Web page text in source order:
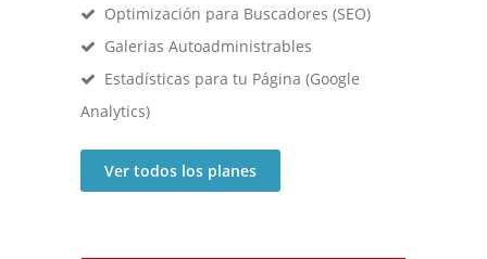
Optimización para Buscadores (SEO)
Galerias Autoadministrables
Estadísticas para tu Página (Google
Analytics)
Ver todos los planes